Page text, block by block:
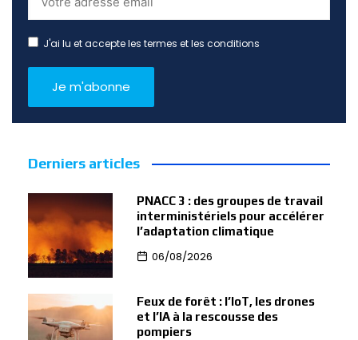
J'ai lu et accepte les termes et les conditions
Derniers articles
PNACC 3 : des groupes de travail
interministériels pour accélérer
l’adaptation climatique
06/08/2026
Feux de forêt : l’IoT, les drones
et l’IA à la rescousse des
pompiers